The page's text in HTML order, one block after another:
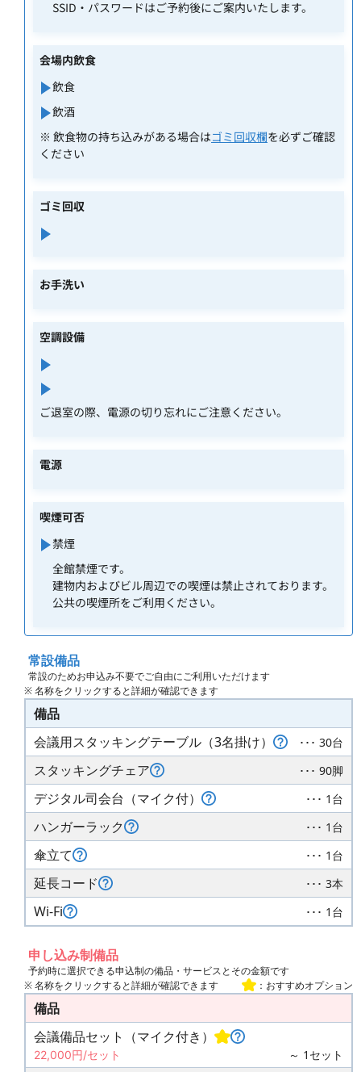
SSID・パスワードはご予約後にご案内いたします。
会場内飲食
飲食
飲酒
※ 飲食物の持ち込みがある場合はゴミ回収欄を必ずご確認
ください
ゴミ回収
お手洗い
空調設備
ご退室の際、電源の切り忘れにご注意ください。
電源
喫煙可否
禁煙
全館禁煙です。
建物内およびビル周辺での喫煙は禁止されております。
公共の喫煙所をご利用ください。
常設備品
常設のためお申込み不要でご自由にご利用いただけます
※ 名称をクリックすると詳細が確認できます
備品
会議用スタッキングテーブル（3名掛け）
･･･ 30台
スタッキングチェア ･･･ 90脚
デジタル司会台（マイク付） ･･･ 1台
ハンガーラック ･･･ 1台
傘立て ･･･ 1台
延長コード ･･･ 3本
Wi-Fi ･･･ 1台
申し込み制備品
予約時に選択できる申込制の備品・サービスとその金額です
※ 名称をクリックすると詳細が確認できます ：おすすめオプション
備品
会議備品セット（マイク付き）
22,000円/セット ～ 1セット